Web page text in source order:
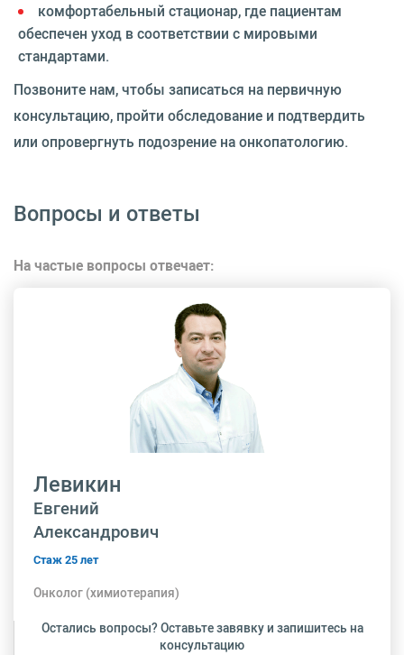
комфортабельный стационар, где пациентам
обеспечен уход в соответствии с мировыми
стандартами.
Позвоните нам, чтобы записаться на первичную
консультацию, пройти обследование и подтвердить
или опровергнуть подозрение на онкопатологию.
Вопросы и ответы
На частые вопросы отвечает:
Левикин
Евгений
Александрович
Стаж 25 лет
Онколог (химиотерапия)
Остались вопросы? Оставьте завявку и запишитесь на
консультацию